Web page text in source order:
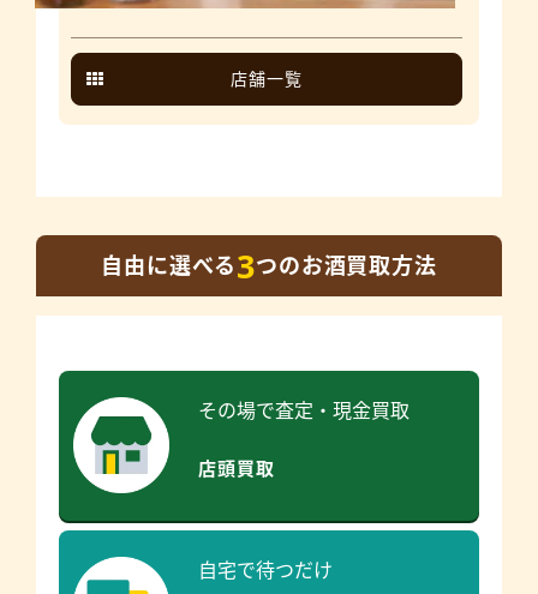
店舗一覧
自由に選べる3つのお酒買取方法
その場で査定・現金買取
店頭買取
自宅で待つだけ